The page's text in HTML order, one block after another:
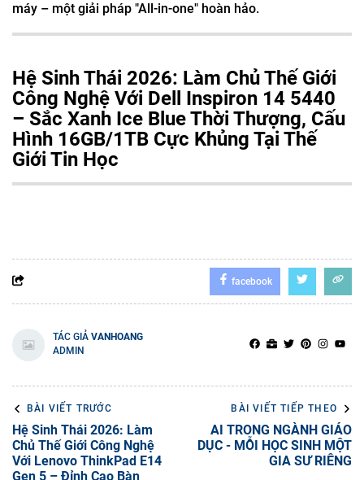
máy – một giải pháp "All-in-one" hoàn hảo.
Hệ Sinh Thái 2026: Làm Chủ Thế Giới
Công Nghệ Với Dell Inspiron 14 5440
– Sắc Xanh Ice Blue Thời Thượng, Cấu
Hình 16GB/1TB Cực Khủng Tại Thế
Giới Tin Học
facebook
TÁC GIẢ VANHOANG
ADMIN
BÀI VIẾT TRƯỚC
Hệ Sinh Thái 2026: Làm
Chủ Thế Giới Công Nghệ
Với Lenovo ThinkPad E14
Gen 5 – Đỉnh Cao Bàn
BÀI VIẾT TIẾP THEO
AI TRONG NGÀNH GIÁO
DỤC - MỖI HỌC SINH MỘT
GIA SƯ RIÊNG